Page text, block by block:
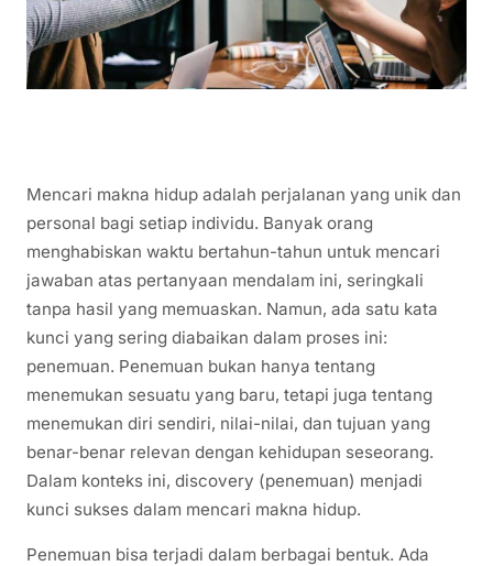
Mencari makna hidup adalah perjalanan yang unik dan
personal bagi setiap individu. Banyak orang
menghabiskan waktu bertahun-tahun untuk mencari
jawaban atas pertanyaan mendalam ini, seringkali
tanpa hasil yang memuaskan. Namun, ada satu kata
kunci yang sering diabaikan dalam proses ini:
penemuan. Penemuan bukan hanya tentang
menemukan sesuatu yang baru, tetapi juga tentang
menemukan diri sendiri, nilai-nilai, dan tujuan yang
benar-benar relevan dengan kehidupan seseorang.
Dalam konteks ini, discovery (penemuan) menjadi
kunci sukses dalam mencari makna hidup.
Penemuan bisa terjadi dalam berbagai bentuk. Ada